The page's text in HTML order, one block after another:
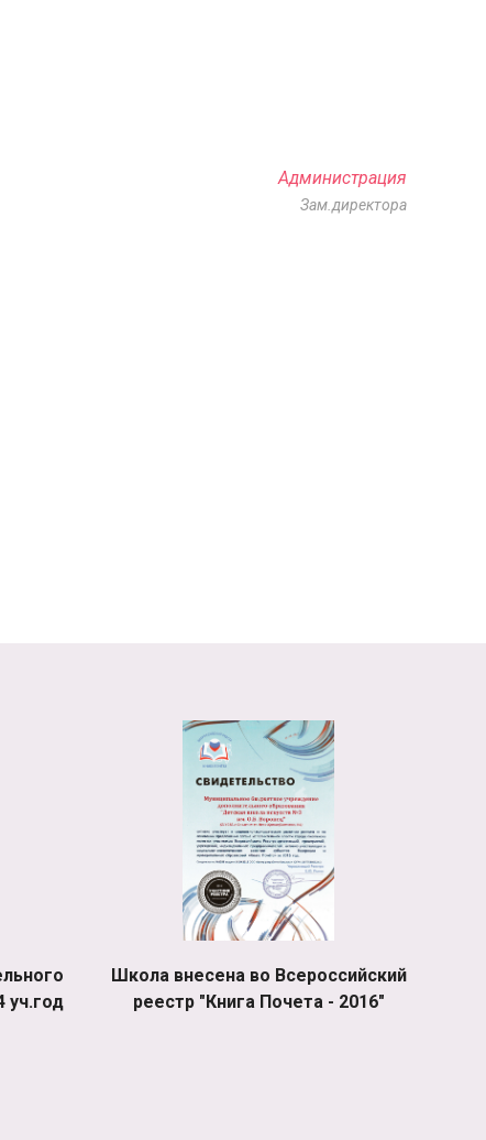
Администрация
Зам.директора
уч.год
Школа внесена во Всероссийский
реестр "Книга Почета - 2016"